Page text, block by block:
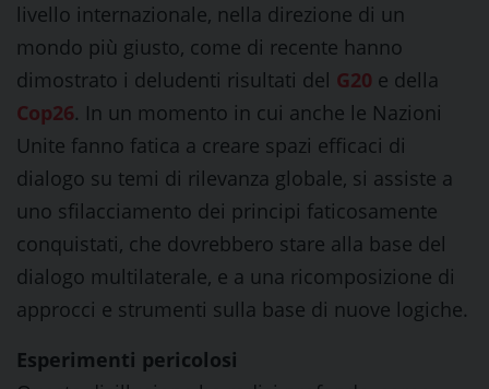
livello internazionale, nella direzione di un
mondo più giusto, come di recente hanno
dimostrato i deludenti risultati del G20 e della
Cop26. In un momento in cui anche le Nazioni
Unite fanno fatica a creare spazi efficaci di
dialogo su temi di rilevanza globale, si assiste a
uno sfilacciamento dei principi faticosamente
conquistati, che dovrebbero stare alla base del
dialogo multilaterale, e a una ricomposizione di
approcci e strumenti sulla base di nuove logiche.
Esperimenti pericolosi